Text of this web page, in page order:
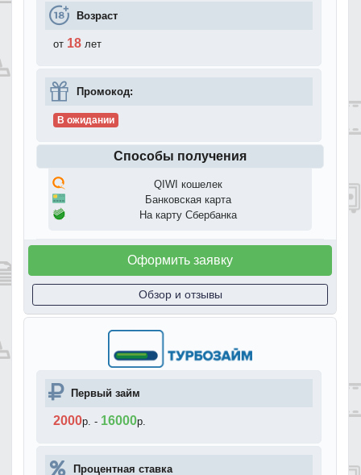
Возраст
от 18 лет
Промокод:
В ожидании
Способы получения
QIWI кошелек
Банковская карта
На карту Сбербанка
Оформить заявку
Обзор и отзывы
Первый займ
2000р. - 16000р.
Процентная ставка